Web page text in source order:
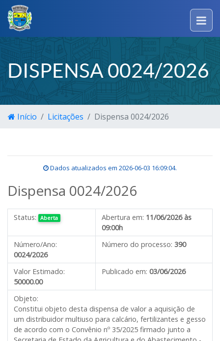
DISPENSA 0024/2026
Início Licitações Dispensa 0024/2026
Dados atualizados em 2026-06-03 16:09:04.
Dispensa 0024/2026
Status: Aberta Abertura em: 11/06/2026 às
09:00h
Número/Ano:
0024/2026
Número do processo: 390
Valor Estimado:
50000.00
Publicado em: 03/06/2026
Objeto:
Constitui objeto desta dispensa de valor a aquisição de
um distribuidor multiuso para calcário, fertilizantes e gesso
de acordo com o Convênio nº 35/2025 firmado junto a